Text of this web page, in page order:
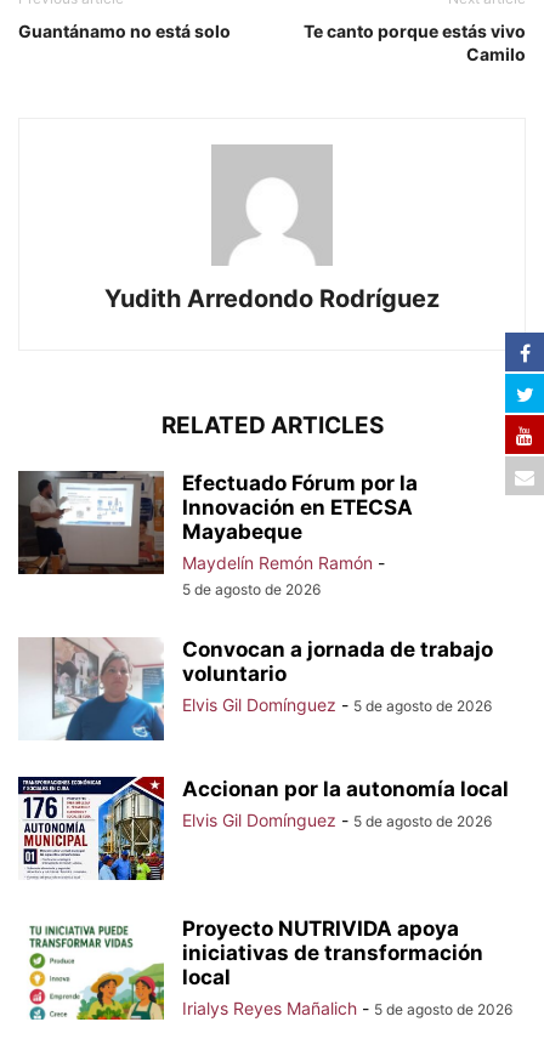
Guantánamo no está solo
Te canto porque estás vivo
Camilo
Yudith Arredondo Rodríguez
RELATED ARTICLES
Efectuado Fórum por la
Innovación en ETECSA
Mayabeque
Maydelín Remón Ramón -
5 de agosto de 2026
Convocan a jornada de trabajo
voluntario
Elvis Gil Domínguez - 5 de agosto de 2026
Accionan por la autonomía local
Elvis Gil Domínguez - 5 de agosto de 2026
Proyecto NUTRIVIDA apoya
iniciativas de transformación
local
Irialys Reyes Mañalich - 5 de agosto de 2026